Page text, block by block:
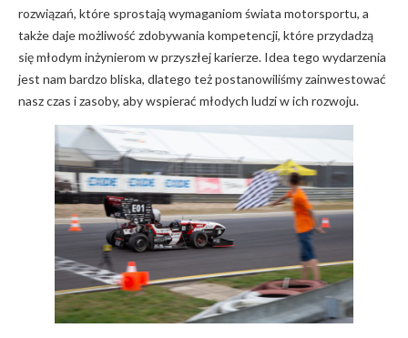
rozwiązań, które sprostają wymaganiom świata motorsportu, a
także daje możliwość zdobywania kompetencji, które przydadzą
się młodym inżynierom w przyszłej karierze. Idea tego wydarzenia
jest nam bardzo bliska, dlatego też postanowiliśmy zainwestować
nasz czas i zasoby, aby wspierać młodych ludzi w ich rozwoju.